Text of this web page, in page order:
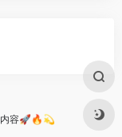
内容🚀🔥💫